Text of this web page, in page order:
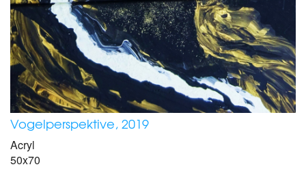
Vogelperspektive, 2019
Acryl
50x70